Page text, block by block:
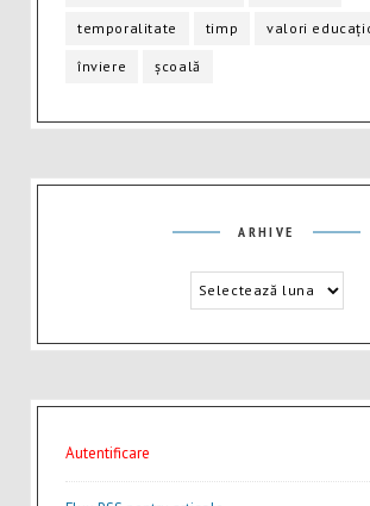
temporalitate timp valori
înviere școală
ARHIVE Arhive
Autentificare